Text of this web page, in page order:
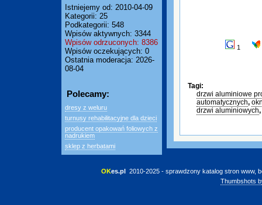
Istniejemy od: 2010-04-09
Kategorii: 25
Podkategorii: 548
Wpisów aktywnych: 3344
Wpisów odrzuconych: 8386
Wpisów oczekujących: 0
Ostatnia moderacja: 2026-
08-04
Polecamy:
dresy z weluru
turnusy rehabilitacyjne dla dzieci
producent opakowań foliowych z
nadrukiem
sklep z herbatami
1
Tagi:
drzwi aluminiowe
automatycznych,
drzwi aluminiowych,
OKes.pl 2010-2025 - sprawdzony katalog stron www,
Thumbshots